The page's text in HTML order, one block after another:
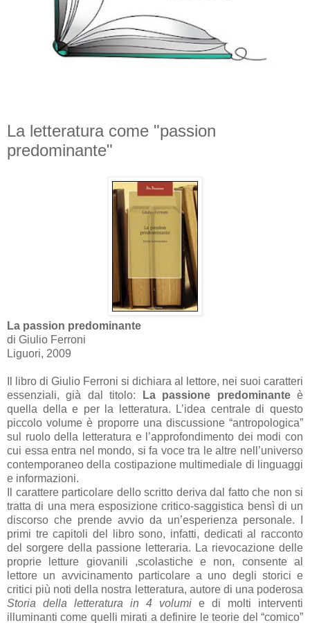
La letteratura come "passion
predominante"
La passion predominante
di Giulio Ferroni
Liguori, 2009
Il libro di Giulio Ferroni si dichiara al lettore, nei suoi caratteri
essenziali, già dal titolo:
La passione predominanteè
quella della e per la letteratura. L’idea centrale di questo
piccolo volume è proporre una discussione “antropologica”
sul ruolo della letteratura e l’approfondimento dei modi con
cui essa entra nel mondo, si fa voce tra le altre nell’universo
contemporaneo della costipazione multimediale di linguaggi
e informazioni.
Il carattere particolare dello scritto deriva dal fatto che non si
tratta di una mera esposizione critico-saggistica bensì di un
discorso che prende avvio da un’esperienza personale. I
primi tre capitoli del libro sono, infatti, dedicati al racconto
del sorgere della passione letteraria. La rievocazione delle
proprie letture giovanili ,scolastiche e non, consente al
lettore un avvicinamento particolare a uno degli storici e
critici più noti della nostra letteratura, autore di una poderosa
Storia della letteratura in 4 volumi e di molti interventi
illuminanti come quelli mirati a definire le teorie del “comico”